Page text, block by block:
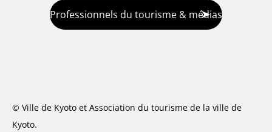
Professionnels du tourisme & médias
© Ville de Kyoto et Association du tourisme de la ville de
Kyoto.